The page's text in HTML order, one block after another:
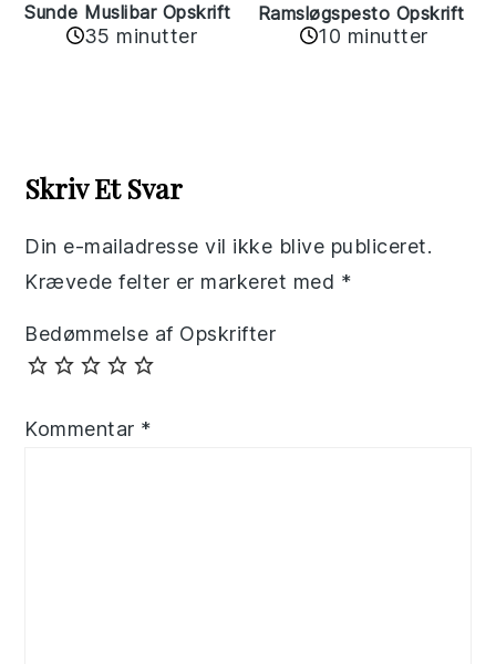
Sunde Muslibar Opskrift
35 minutter
Ramsløgspesto Opskrift
10 minutter
Interactions
Skriv Et Svar
Din e-mailadresse vil ikke blive publiceret.
Krævede felter er markeret med *
Bedømmelse af Opskrifter
Kommentar *